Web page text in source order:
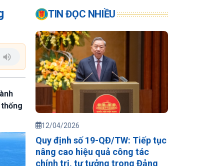
TIN ĐỌC NHIỀU
12/04/2026
Quy định số 19-QĐ/TW: Tiếp tục
nâng cao hiệu quả công tác
chính trị, tư tưởng trong Đảng